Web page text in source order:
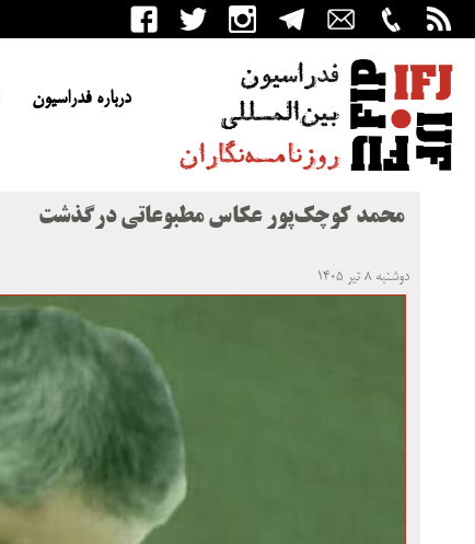
درباره فدراسیون
محمد کوچک‌پور عکاس مطبوعاتی درگذشت
دوشنبه ۸ تیر ۱۴۰۵